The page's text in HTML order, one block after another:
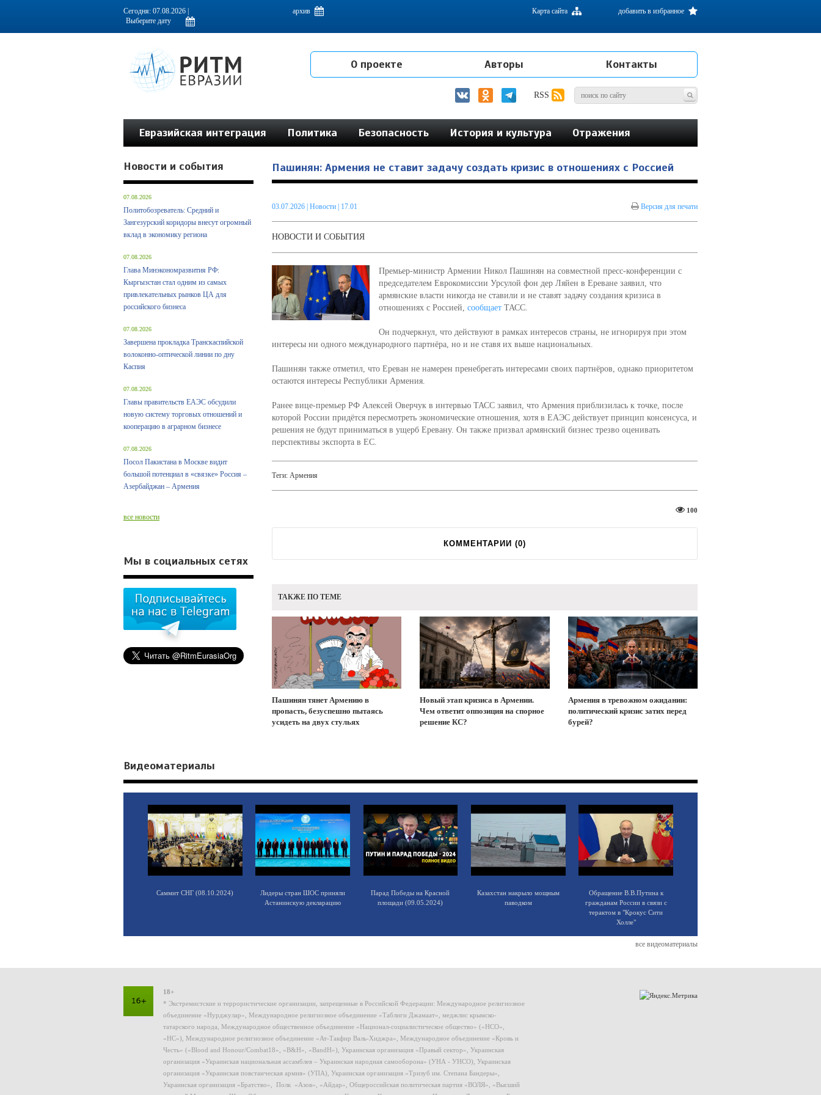
Информационно-аналитическое издание, посвященное актуальным проблемам интеграции на постсоветском пространстве
Сегодня: 07.08.2026 | архив добавить в избранное
Карта сайта
О проекте Авторы Контакты
RSS
Евразийская интеграция Политика Безопасность История и культура Отражения
Пашинян: Армения не ставит задачу создать кризис в отношениях с Россией
03.07.2026| Новости | 17.01 Версия для печати
НОВОСТИ И СОБЫТИЯ
Премьер-министр Армении Никол Пашинян на совместной пресс-конференции с
председателем Еврокомиссии Урсулой фон дер Ляйен в Ереване заявил, что
армянские власти никогда не ставили и не ставят задачу создания кризиса в
отношениях с Россией, сообщаетТАСС.
Он подчеркнул, что действуют в рамках интересов страны, не игнорируя при этом
интересы ни одного международного партнёра, но и не ставя их выше национальных.
Пашинян также отметил, что Ереван не намерен пренебрегать интересами своих партнёров, однако приоритетом
остаются интересы Республики Армения.
Ранее вице-премьер РФ Алексей Оверчук в интервью ТАСС заявил, что Армения приблизилась к точке, после
которой России придётся пересмотреть экономические отношения, хотя в ЕАЭС действует принцип консенсуса, и
решения не будут приниматься в ущерб Еревану. Он также призвал армянский бизнес трезво оценивать
перспективы экспорта в ЕС.
Теги: Армения
100
КОММЕНТАРИИ (0)
ТАКЖЕ ПО ТЕМЕ
Пашинян тянет Армению в
пропасть, безуспешно пытаясь
усидеть на двух стульях
Новый этап кризиса в Армении.
Чем ответит оппозиция на спорное
решение КС?
Армения в тревожном ожидании:
политический кризис затих перед
бурей?
Новости и события
07.08.2026
Политобозреватель: Средний и
Зангезурский коридоры внесут огромный
вклад в экономику региона
07.08.2026
Глава Минэкономразвития РФ:
Кыргызстан стал одним из самых
привлекательных рынков ЦА для
российского бизнеса
07.08.2026
Завершена прокладка Транскаспийской
волоконно-оптической линии по дну
Каспия
07.08.2026
Главы правительств ЕАЭС обсудили
новую систему торговых отношений и
кооперацию в аграрном бизнесе
07.08.2026
Посол Пакистана в Москве видит
большой потенциал в «связке» Россия –
Азербайджан – Армения
все новости
Мы в социальных сетях
Видеоматериалы
Саммит СНГ (08.10.2024)
Лидеры стран ШОС приняли
Астанинскую декларацию
Парад Победы на Красной
площади (09.05.2024)
Казахстан накрыло мощным
паводком
Обращение В.В.Путина к
гражданам России в связи с
терактом в "Крокус Сити
Холле"
все видеоматериалы
18+
* Экстремистские и террористические организации, запрещенные в Российской Федерации: Международное религиозное
объединение «Нурджулар», Международное религиозное объединение «Таблиги Джамаат», меджлис крымско-
татарского народа, Международное общественное объединение «Национал-социалистическое общество» («НСО»,
«НС»), Международное религиозное объединение «Ат-Такфир Валь-Хиджра», Международное объединение «Кровь и
Честь» («Blood and Honour/Combat18», «B&H», «BandH»), Украинская организация «Правый сектор», Украинская
организация «Украинская национальная ассамблея – Украинская народная самооборона» (УНА - УНСО), Украинская
организация «Украинская повстанческая армия» (УПА), Украинская организация «Тризуб им. Степана Бандеры»,
Украинская организация «Братство», Полк «Азов», «Айдар», Общероссийская политическая партия «ВОЛЯ», «Высший